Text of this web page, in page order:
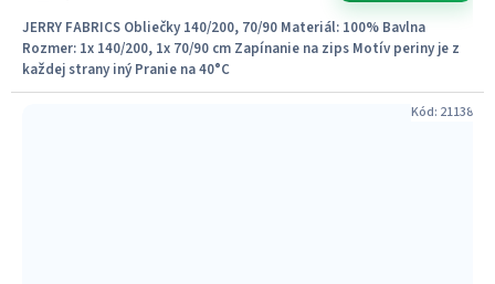
JERRY FABRICS Obliečky 140/200, 70/90 Materiál: 100% Bavlna
Rozmer: 1x 140/200, 1x 70/90 cm Zapínanie na zips Motív periny je z
každej strany iný Pranie na 40°C
Kód: 21138